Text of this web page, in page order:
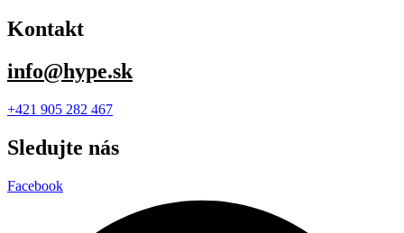
Kontakt
info@hype.sk
+421 905 282 467
Sledujte nás
Facebook